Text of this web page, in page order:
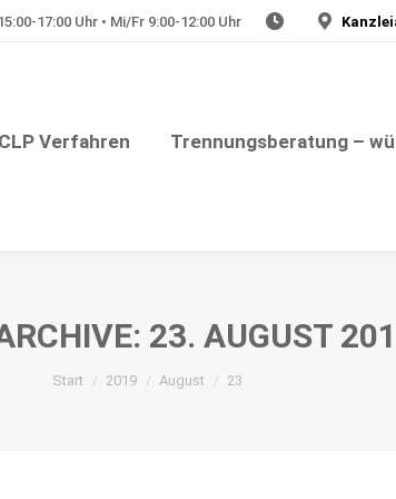
17:00 Uhr • Mi/Fr 9:00-12:00 Uhr
CLP Verfahren Trennungsberatung –
23. AUGUST
Sie befinden sich hier:
Start 2019 August 23
Julia Plate –